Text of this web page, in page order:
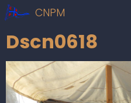
CNPM
Dscn0618